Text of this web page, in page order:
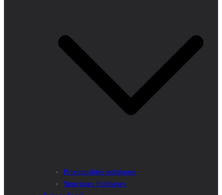
Personnalités politiques
Structures Politiques